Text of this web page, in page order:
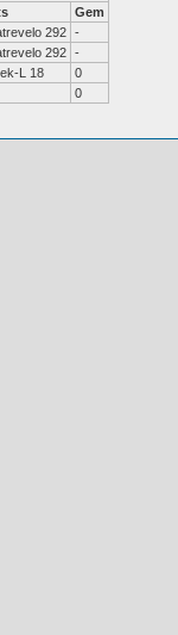
Gem
292 -
292 -
L 18
0
0